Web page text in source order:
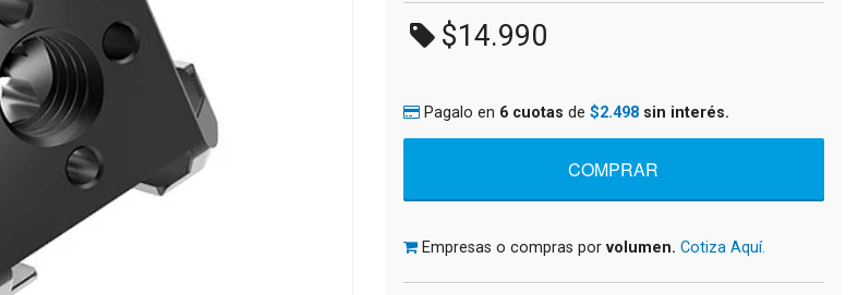
$14.990
Pagalo en 6 cuotas de $2.498 sin interés.
Empresas o compras por volumen. Cotiza Aquí.